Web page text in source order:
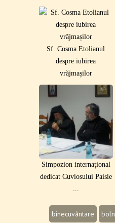
Sf. Cosma Etolianul
despre iubirea
vrăjmașilor
Simpozion internațional
dedicat Cuviosului Paisie
binecuvântare